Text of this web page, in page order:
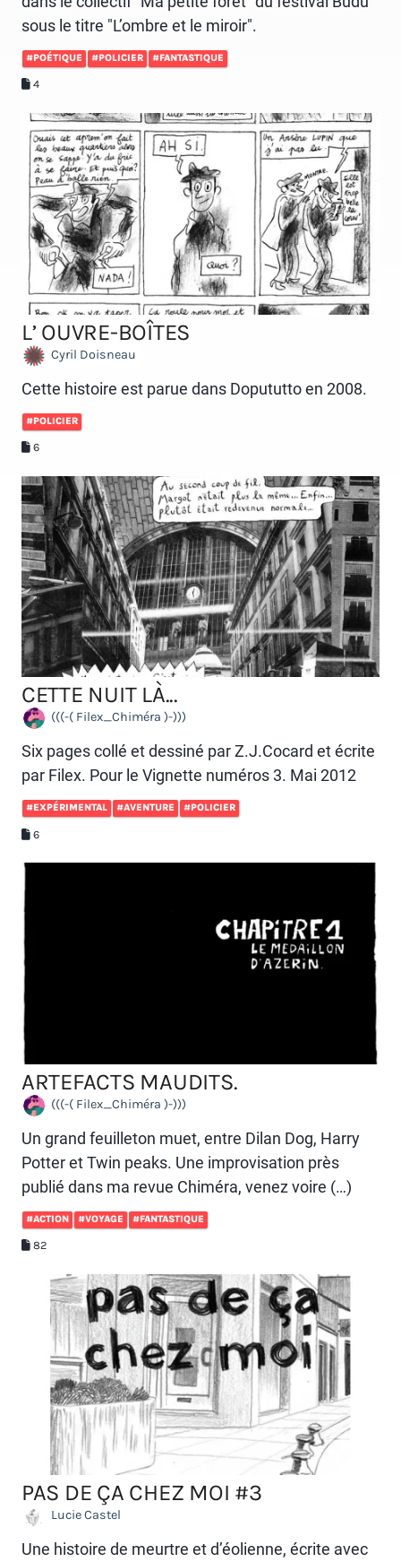
sous le titre "L’ombre et le miroir".
#POÉTIQUE #POLICIER #FANTASTIQUE
4
L’ OUVRE-BOÎTES
Cyril Doisneau
Cette histoire est parue dans Dopututto en 2008.
#POLICIER
6
CETTE NUIT LÀ...
(((-( Filex_Chiméra )-)))
Six pages collé et dessiné par Z.J.Cocard et écrite
par Filex. Pour le Vignette numéros 3. Mai 2012
#EXPÉRIMENTAL #AVENTURE #POLICIER
6
ARTEFACTS MAUDITS.
(((-( Filex_Chiméra )-)))
Un grand feuilleton muet, entre Dilan Dog, Harry
Potter et Twin peaks. Une improvisation près
publié dans ma revue Chiméra, venez voire (…)
#ACTION #VOYAGE #FANTASTIQUE
82
PAS DE ÇA CHEZ MOI #3
Lucie Castel
Une histoire de meurtre et d’éolienne, écrite avec